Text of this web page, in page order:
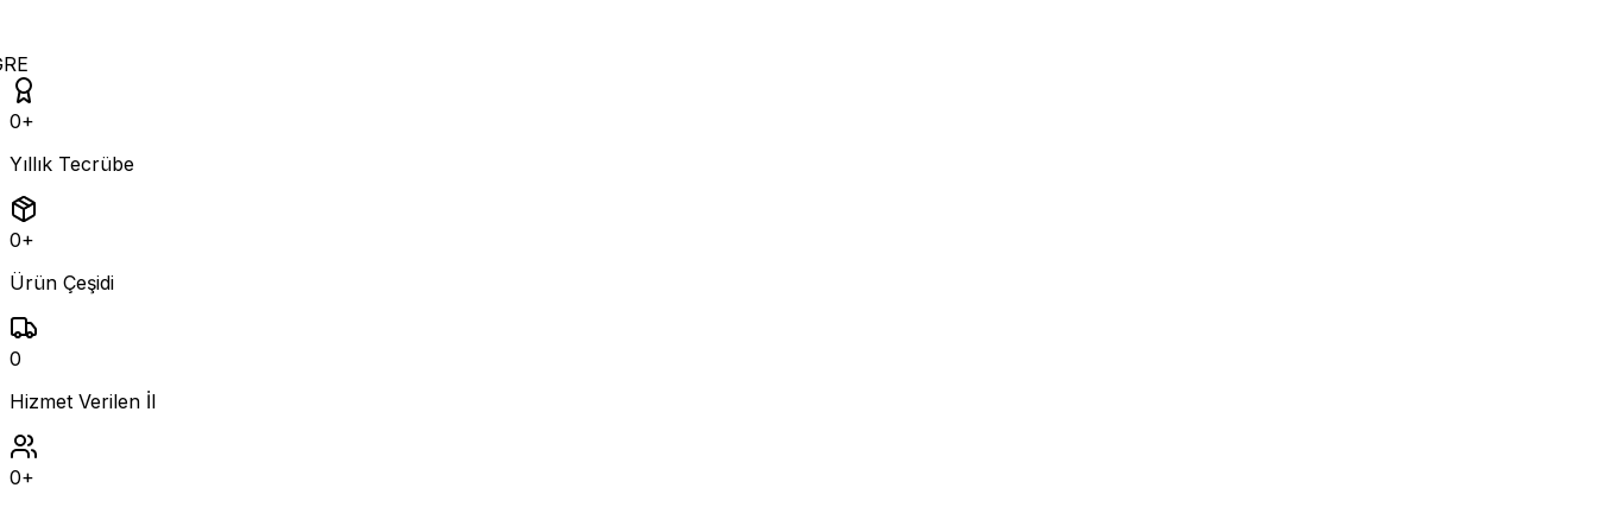
0+
Yıllık Tecrübe
0+
Ürün Çeşidi
0
Hizmet Verilen İl
0+